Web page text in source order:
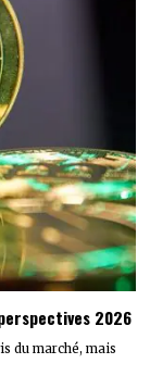
2026
du marché, mais